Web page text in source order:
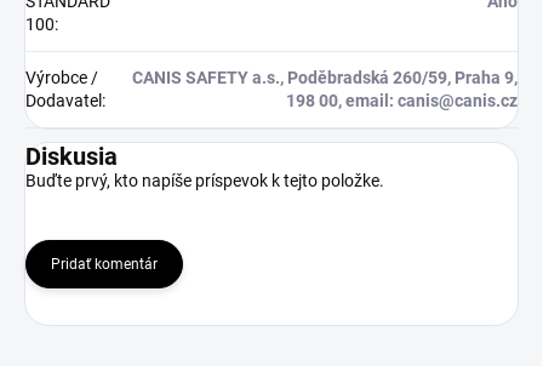
100:
Výrobce /
Dodavatel :
CANIS SAFETY a.s., Poděbradská 260/59, Praha 9,
198 00, email: canis@canis.cz
Diskusia
Buďte prvý, kto napíše príspevok k tejto položke.
Pridať komentár